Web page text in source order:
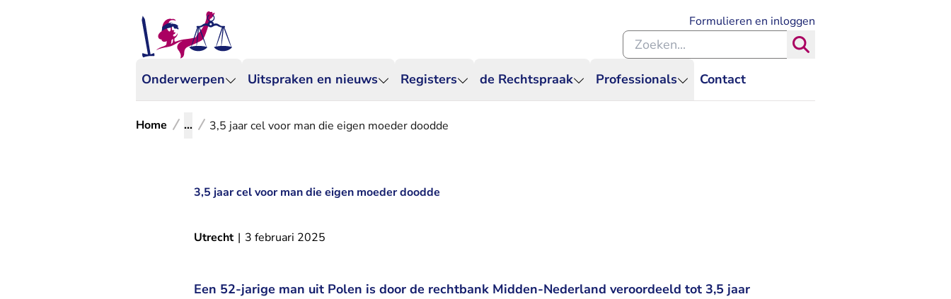
Onderwerpen Uitspraken en nieuws Registers de Rechtspraak Professionals Contact
Formulieren en inloggen
Zoeken binnen de Rechtspraak
Home ... 3,5 jaar cel voor man die eigen moeder doodde
3,5 jaar cel voor man die eigen moeder doodde
Utrecht | 3 februari 2025
Een 52-jarige man uit Polen is door de rechtbank Midden-Nederland veroordeeld tot 3,5 jaar